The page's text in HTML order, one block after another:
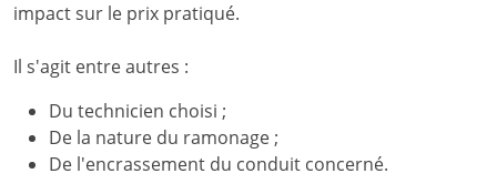
impact sur le prix pratiqué.
Il s'agit entre autres :
Du technicien choisi ;
De la nature du ramonage ;
De l'encrassement du conduit concerné.